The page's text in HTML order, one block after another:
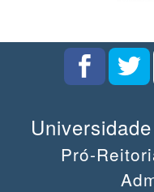
Pró-